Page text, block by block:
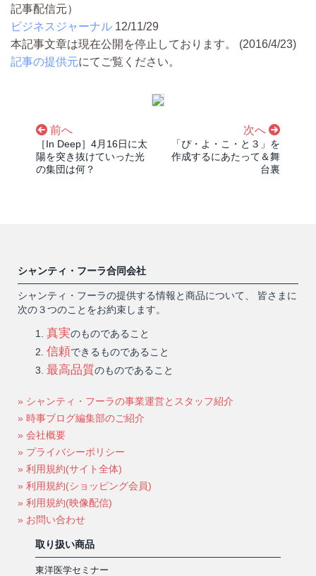
記事配信元）
ビジネスジャーナル 12/11/29
本記事文章は現在公開を停止しております。 (2016/4/23)
記事の提供元にてご覧ください。
前へ
［In Deep］4月16日に太
陽を突き抜けていった光
の集団は何？
次へ
「ぴ・よ・こ・と３」を
作成するにあたって＆舞
台裏
シャンティ・フーラ合同会社
シャンティ・フーラの提供する情報と商品について、 皆さまに
次の３つのことをお約束します。
真実のものであること
信頼できるものであること
最高品質のものであること
» シャンティ・フーラの事業運営とスタッフ紹介
» 時事ブログ編集部のご紹介
» 会社概要
» プライバシーポリシー
» 利用規約(サイト全体)
» 利用規約(ショッピング会員)
» 利用規約(映像配信)
» お問い合わせ
取り扱い商品
東洋医学セミナー